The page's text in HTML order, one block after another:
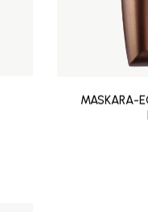
MASKARA-